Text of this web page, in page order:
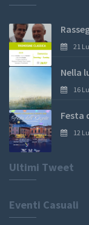
21
Nella
16
Festa
12
Ultimi Tweet
Eventi Casuali